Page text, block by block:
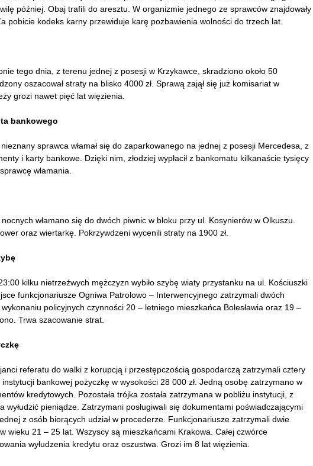
później. Obaj trafili do aresztu. W organizmie jednego ze sprawców znajdowały
pobicie kodeks karny przewiduje karę pozbawienia wolności do trzech lat.
tego dnia, z terenu jednej z posesji w Krzykawce, skradziono około 50
oszacował straty na blisko 4000 zł. Sprawą zajął się już komisariat w
grozi nawet pięć lat więzienia.
bankowego
sprawca włamał się do zaparkowanego na jednej z posesji Mercedesa, z
i karty bankowe. Dzięki nim, złodziej wypłacił z bankomatu kilkanaście tysięcy
włamania.
włamano się do dwóch piwnic w bloku przy ul. Kosynierów w Olkuszu.
oraz wiertarkę. Pokrzywdzeni wycenili straty na 1900 zł.
kilku nietrzeźwych mężczyzn wybiło szybę wiaty przystanku na ul. Kościuszki
funkcjonariusze Ogniwa Patrolowo – Interwencyjnego zatrzymali dwóch
policyjnych czynności 20 – letniego mieszkańca Bolesławia oraz 19 –
Trwa szacowanie strat.
referatu do walki z korupcją i przestępczością gospodarczą zatrzymali cztery
instytucji bankowej pożyczkę w wysokości 28 000 zł. Jedną osobę zatrzymano w
kredytowych. Pozostała trójka została zatrzymana w pobliżu instytucji, z
wyłudzić pieniądze. Zatrzymani posługiwali się dokumentami poświadczającymi
z osób biorących udział w procederze. Funkcjonariusze zatrzymali dwie
wieku 21 – 25 lat. Wszyscy są mieszkańcami Krakowa. Całej czwórce
wyłudzenia kredytu oraz oszustwa. Grozi im 8 lat więzienia.